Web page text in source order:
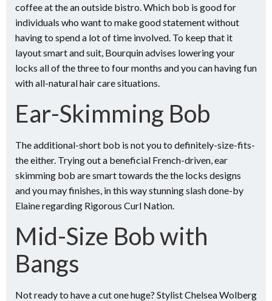
coffee at the an outside bistro. Which bob is good for
individuals who want to make good statement without
having to spend a lot of time involved. To keep that it
layout smart and suit, Bourquin advises lowering your
locks all of the three to four months and you can having fun
with all-natural hair care situations.
Ear-Skimming Bob
The additional-short bob is not you to definitely-size-fits-
the either. Trying out a beneficial French-driven, ear
skimming bob are smart towards the the locks designs
and you may finishes, in this way stunning slash done-by
Elaine regarding Rigorous Curl Nation.
Mid-Size Bob with
Bangs
Not ready to have a cut one huge? Stylist Chelsea Wolberg